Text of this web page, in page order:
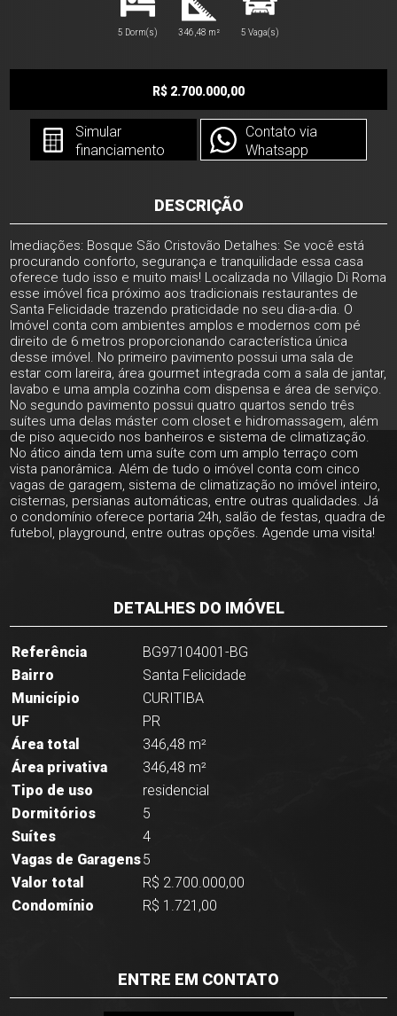
5 Dorm(s) 346,48 m² 5 Vaga(s)
R$ 2.700.000,00
Simular
financiamento
Contato via
Whatsapp
DESCRIÇÃO
Imediações: Bosque São Cristovão Detalhes: Se você está
procurando conforto, segurança e tranquilidade essa casa
oferece tudo isso e muito mais! Localizada no Villagio Di Roma
esse imóvel fica próximo aos tradicionais restaurantes de
Santa Felicidade trazendo praticidade no seu dia-a-dia. O
Imóvel conta com ambientes amplos e modernos com pé
direito de 6 metros proporcionando característica única
desse imóvel. No primeiro pavimento possui uma sala de
estar com lareira, área gourmet integrada com a sala de jantar,
lavabo e uma ampla cozinha com dispensa e área de serviço.
No segundo pavimento possui quatro quartos sendo três
suítes uma delas máster com closet e hidromassagem, além
de piso aquecido nos banheiros e sistema de climatização.
No ático ainda tem uma suíte com um amplo terraço com
vista panorâmica. Além de tudo o imóvel conta com cinco
vagas de garagem, sistema de climatização no imóvel inteiro,
cisternas, persianas automáticas, entre outras qualidades. Já
o condomínio oferece portaria 24h, salão de festas, quadra de
futebol, playground, entre outras opções. Agende uma visita!
DETALHES DO IMÓVEL
Referência
BG97104001-BG
Bairro
Santa Felicidade
Município
CURITIBA
UF
PR
Área total
346,48 m²
Área privativa
346,48 m²
Tipo de uso
residencial
Dormitórios
5
Suítes
4
Vagas de Garagens5
Valor total
R$ 2.700.000,00
Condomínio
R$ 1.721,00
ENTRE EM CONTATO